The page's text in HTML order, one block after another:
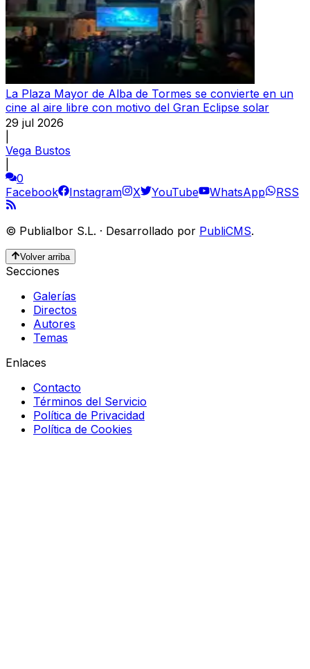
La Plaza Mayor de Alba de Tormes se convierte en un
cine al aire libre con motivo del Gran Eclipse solar
29 jul 2026
Vega Bustos
0
Facebook
Instagram X YouTube WhatsApp RSS
© Publialbor S.L. · Desarrollado por PubliCMS.
Volver arriba
Secciones
Galerías
Directos
Autores
Temas
Enlaces
Contacto
Términos del Servicio
Política de Privacidad
Política de Cookies